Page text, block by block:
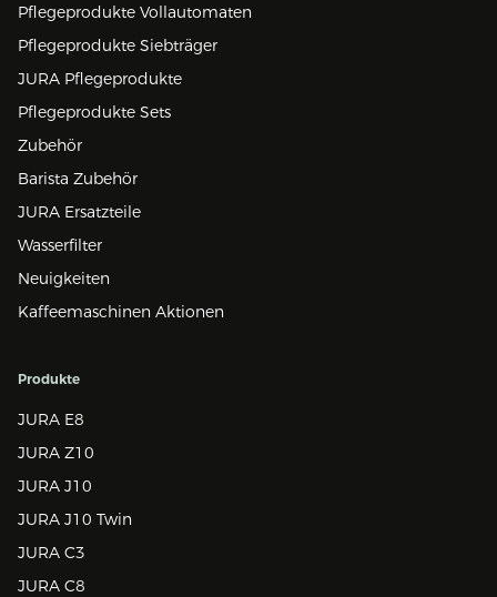
Pflegeprodukte Vollautomaten
Pflegeprodukte Siebträger
JURA Pflegeprodukte
Pflegeprodukte Sets
Zubehör
Barista Zubehör
JURA Ersatzteile
Wasserfilter
Neuigkeiten
Kaffeemaschinen Aktionen
Produkte
JURA E8
JURA Z10
JURA J10
JURA J10 Twin
JURA C3
JURA C8